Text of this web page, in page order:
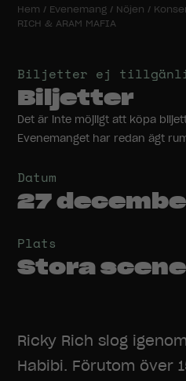
Hem / Evenemang / Nöjen /
RICH & ARAM MAFIA
Biljetter ej
Biljetter
Det är inte möjligt att köpa
Evenemanget har redan ägt
Datum
27
Plats
Stora
Ricky Rich slog
Habibi. Förutom över